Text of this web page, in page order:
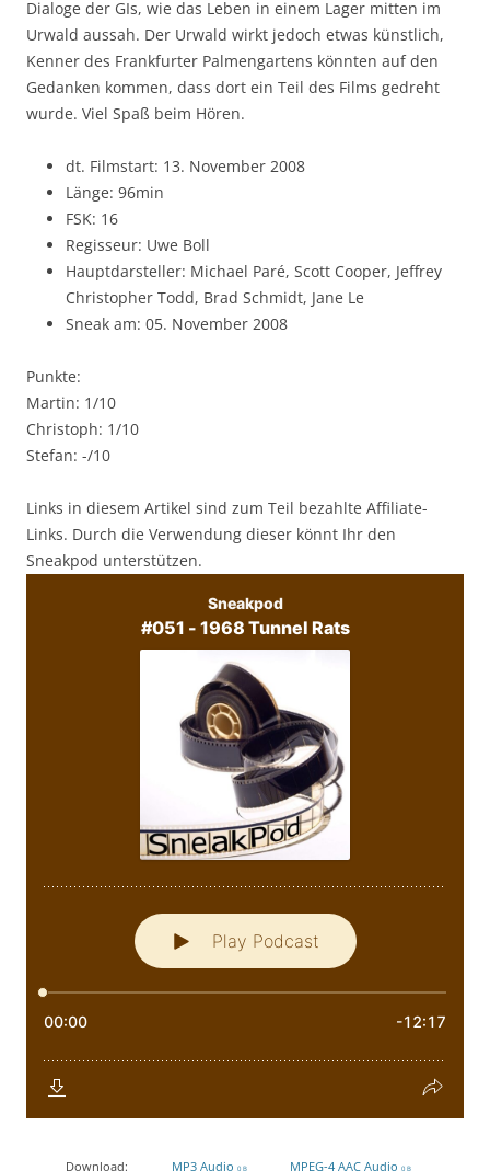
Dialoge der GIs, wie das Leben in einem Lager mitten im
Urwald aussah. Der Urwald wirkt jedoch etwas künstlich,
Kenner des Frankfurter Palmengartens könnten auf den
Gedanken kommen, dass dort ein Teil des Films gedreht
wurde. Viel Spaß beim Hören.
dt. Filmstart: 13. November 2008
Länge: 96min
FSK: 16
Regisseur: Uwe Boll
Hauptdarsteller: Michael Paré, Scott Cooper, Jeffrey
Christopher Todd, Brad Schmidt, Jane Le
Sneak am: 05. November 2008
Punkte:
Martin: 1/10
Christoph: 1/10
Stefan: -/10
Links in diesem Artikel sind zum Teil bezahlte Affiliate-
Links. Durch die Verwendung dieser könnt Ihr den
Sneakpod unterstützen.
Download: MP3 Audio 0 B MPEG-4 AAC Audio 0 B